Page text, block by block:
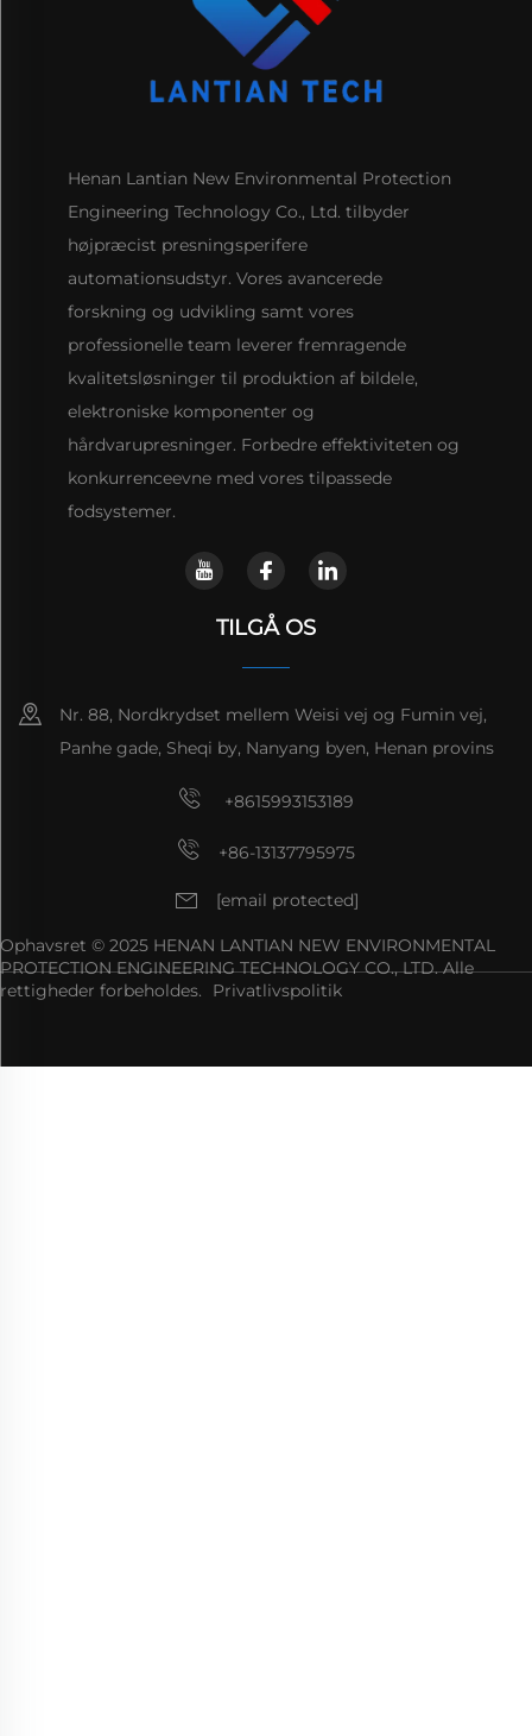
Henan Lantian New Environmental Protection
Engineering Technology Co., Ltd. tilbyder
højpræcist presningsperifere
automationsudstyr. Vores avancerede
forskning og udvikling samt vores
professionelle team leverer fremragende
kvalitetsløsninger til produktion af bildele,
elektroniske komponenter og
hårdvarupresninger. Forbedre effektiviteten og
konkurrenceevne med vores tilpassede
fodsystemer.
TILGÅ OS
Nr. 88, Nordkrydset mellem Weisi vej og Fumin vej,
Panhe gade, Sheqi by, Nanyang byen, Henan provins
+8615993153189
+86-13137795975
[email protected]
Ophavsret © 2025 HENAN LANTIAN NEW ENVIRONMENTAL
PROTECTION ENGINEERING TECHNOLOGY CO., LTD. Alle
rettigheder forbeholdes.
Privatlivspolitik